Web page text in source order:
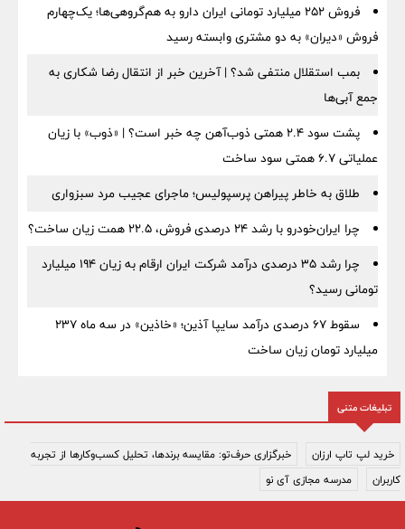
فروش ۲۵۲ میلیارد تومانی ایران دارو به هم‌گروهی‌ها؛ یک‌چهارم
فروش «دیران» به دو مشتری وابسته رسید
بمب استقلال منتفی شد؟ | آخرین خبر از انتقال رضا شکاری به
جمع آبی‌ها
پشت سود ۲.۴ همتی ذوب‌آهن چه خبر است؟ | «ذوب» با زیان
عملیاتی ۶.۷ همتی سود ساخت
طلاق به خاطر پیراهن پرسپولیس؛ ماجرای عجیب مرد سبزواری
چرا ایران‌خودرو با رشد ۲۴ درصدی فروش، ۲۲.۵ همت زیان ساخت؟
چرا رشد ۳۵ درصدی درآمد شرکت ایران ارقام به زیان ۱۹۴ میلیارد
تومانی رسید؟
سقوط ۶۷ درصدی درآمد سایپا آذین؛ «خاذین» در سه ماه ۲۳۷
میلیارد تومان زیان ساخت
تبلیغات متنی
خرید لپ تاپ ارزان
خبرگزاری حرف‌تو: مقایسه برندها، تحلیل کسب‌وکارها از تجربه
کاربران
مدرسه مجازی آی نو